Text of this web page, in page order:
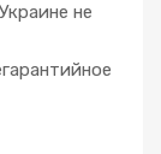
не